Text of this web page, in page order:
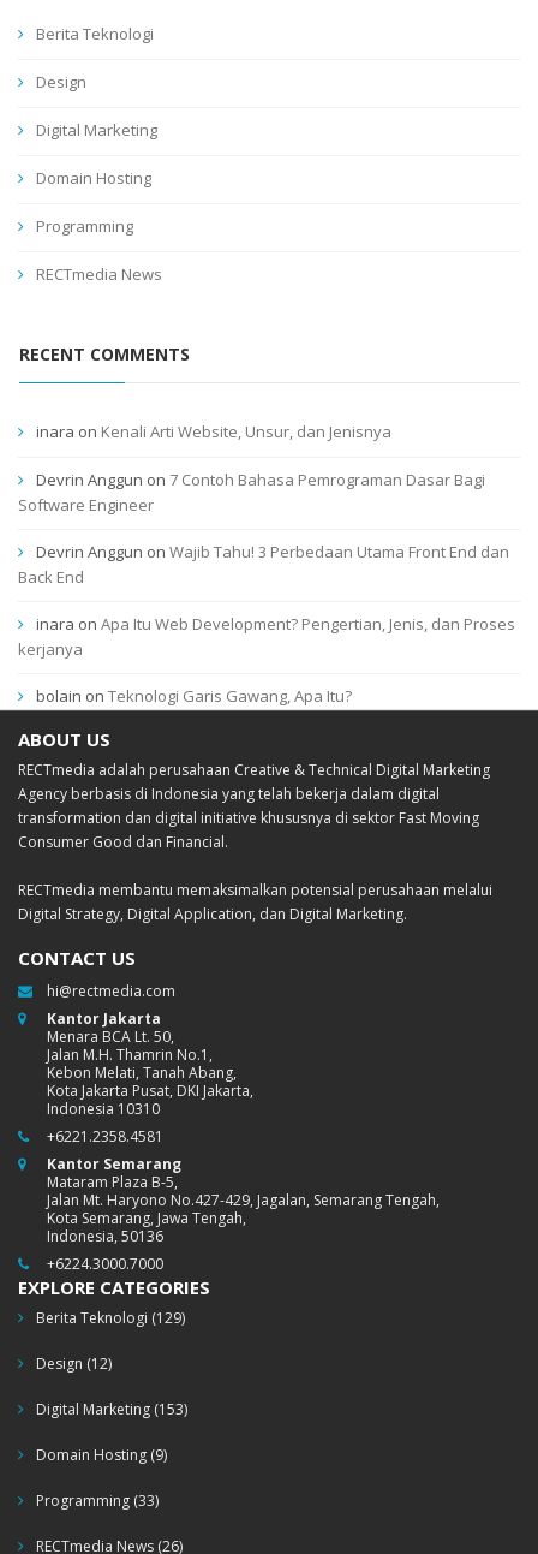
Berita Teknologi
Design
Digital Marketing
Domain Hosting
Programming
RECTmedia News
RECENT COMMENTS
inara on Kenali Arti Website, Unsur, dan Jenisnya
Devrin Anggun on 7 Contoh Bahasa Pemrograman Dasar Bagi
Software Engineer
Devrin Anggun on Wajib Tahu! 3 Perbedaan Utama Front End dan
Back End
inara on Apa Itu Web Development? Pengertian, Jenis, dan Proses
kerjanya
bolain on Teknologi Garis Gawang, Apa Itu?
ABOUT US
RECTmedia adalah perusahaan Creative & Technical Digital Marketing
Agency berbasis di Indonesia yang telah bekerja dalam digital
transformation dan digital initiative khususnya di sektor Fast Moving
Consumer Good dan Financial.
RECTmedia membantu memaksimalkan potensial perusahaan melalui
Digital Strategy, Digital Application, dan Digital Marketing.
CONTACT US
hi@rectmedia.com
Kantor Jakarta
Menara BCA Lt. 50,
Jalan M.H. Thamrin No.1,
Kebon Melati, Tanah Abang,
Kota Jakarta Pusat, DKI Jakarta,
Indonesia 10310
+6221.2358.4581
Kantor Semarang
Mataram Plaza B-5,
Jalan Mt. Haryono No.427-429, Jagalan, Semarang Tengah,
Kota Semarang, Jawa Tengah,
Indonesia, 50136
+6224.3000.7000
EXPLORE CATEGORIES
Berita Teknologi (129)
Design (12)
Digital Marketing (153)
Domain Hosting (9)
Programming (33)
RECTmedia News (26)